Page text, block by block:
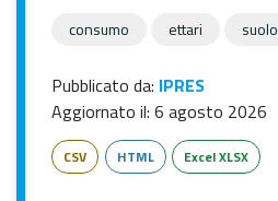
consumo ettari suolo
Pubblicato da: IPRES
Aggiornato il: 6 agosto 2026
CSV HTML Excel XLSX